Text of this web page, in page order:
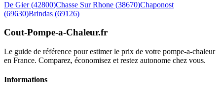
De Gier (42800)Chasse Sur Rhone (38670)Chaponost
(69630)Brindas (69126)
Cout-Pompe-a-Chaleur.fr
Le guide de référence pour estimer le prix de votre pompe-a-chaleur
en France. Comparez, économisez et restez autonome chez vous.
Informations